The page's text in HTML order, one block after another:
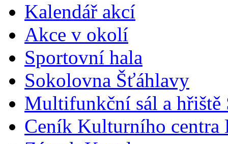
Kalendář akcí
Akce v okolí
Sportovní hala
Sokolovna Šťáhlavy
Multifunkční sál a hřiště
Ceník Kulturního centra